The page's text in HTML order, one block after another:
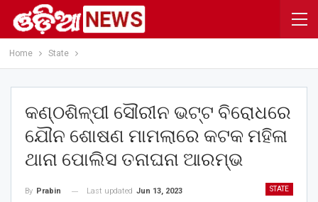
Home State
କଣ୍ଠଶିଳ୍ପୀ ସୌରୀନ ଭଟ୍ଟ ବିରୋଧରେ
ଯୌନ ଶୋଷଣ ମାମଲାରେ କଟକ ମହିଳା
ଥାନା ପୋଲିସ ତନାଘନା ଆରମ୍ଭ
STATE
By Prabin Last updated Jun 13, 2023